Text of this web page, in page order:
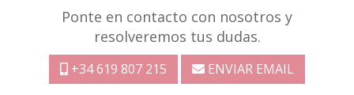
Ponte en contacto con nosotros y
resolveremos tus dudas.
+34 619 807 215 ENVIAR EMAIL